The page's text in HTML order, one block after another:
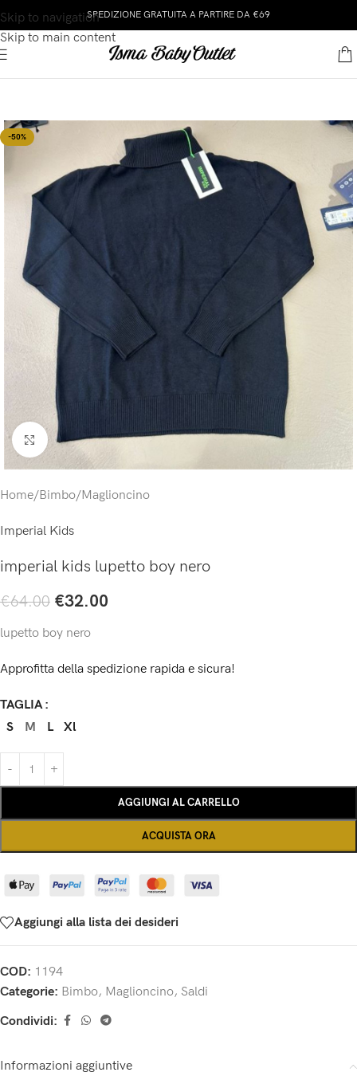
Skip to navigation
Skip to main content
SPEDIZIONE GRATUITA A PARTIRE DA €69
-50%
Click to enlarge
Home/Bimbo/Maglioncino
Imperial Kids
imperial kids lupetto boy nero
€64.00 €32.00
lupetto boy nero
Approfitta della spedizione rapida e sicura!
TAGLIA
S
M L Xl
AGGIUNGI AL CARRELLO
ACQUISTA ORA
Aggiungi alla lista dei desideri
COD: 1194
Categorie: Bimbo, Maglioncino, Saldi
Condividi:
Informazioni aggiuntive